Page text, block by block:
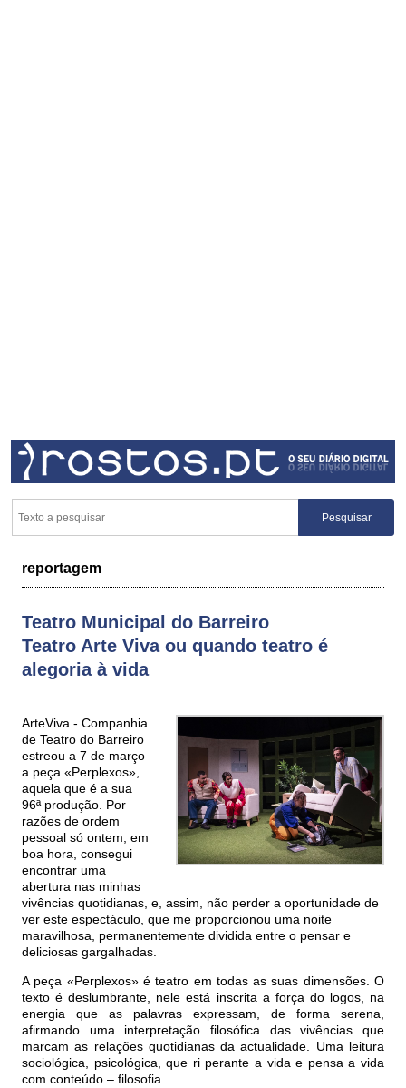
reportagem
Teatro Municipal do Barreiro
Teatro Arte Viva ou quando teatro é
alegoria à vida
ArteViva - Companhia
de Teatro do Barreiro
estreou a 7 de março
a peça «Perplexos»,
aquela que é a sua
96ª produção. Por
razões de ordem
pessoal só ontem, em
boa hora, consegui
encontrar uma
abertura nas minhas
vivências quotidianas, e, assim, não perder a oportunidade de
ver este espectáculo, que me proporcionou uma noite
maravilhosa, permanentemente dividida entre o pensar e
deliciosas gargalhadas.
A peça «Perplexos» é teatro em todas as suas dimensões. O
texto é deslumbrante, nele está inscrita a força do logos, na
energia que as palavras expressam, de forma serena,
afirmando uma interpretação filosófica das vivências que
marcam as relações quotidianas da actualidade. Uma leitura
sociológica, psicológica, que ri perante a vida e pensa a vida
com conteúdo – filosofia.